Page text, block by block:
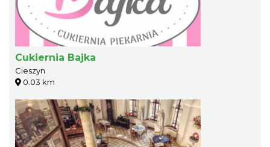
Cukiernia Bajka
Cieszyn
0.03 km